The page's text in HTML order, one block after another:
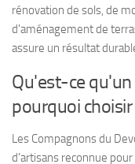
rénovation de sols, de
d'aménagement de
assure un résultat
Qu'est-ce
pourquoi
Les Compagnons du
d'artisans reconnue